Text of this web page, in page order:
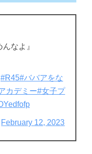
なよ』
#R45#ババアをな
カデミー#女子プ
February 12, 2023